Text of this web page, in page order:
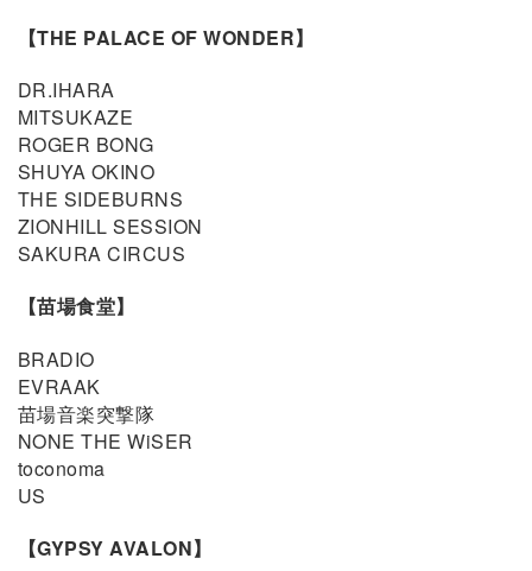
【THE PALACE OF WONDER】
DR.IHARA
MITSUKAZE
ROGER BONG
SHUYA OKINO
THE SIDEBURNS
ZIONHILL SESSION
SAKURA CIRCUS
【苗場食堂】
BRADIO
EVRAAK
苗場音楽突撃隊
NONE THE WiSER
toconoma
US
【GYPSY AVALON】